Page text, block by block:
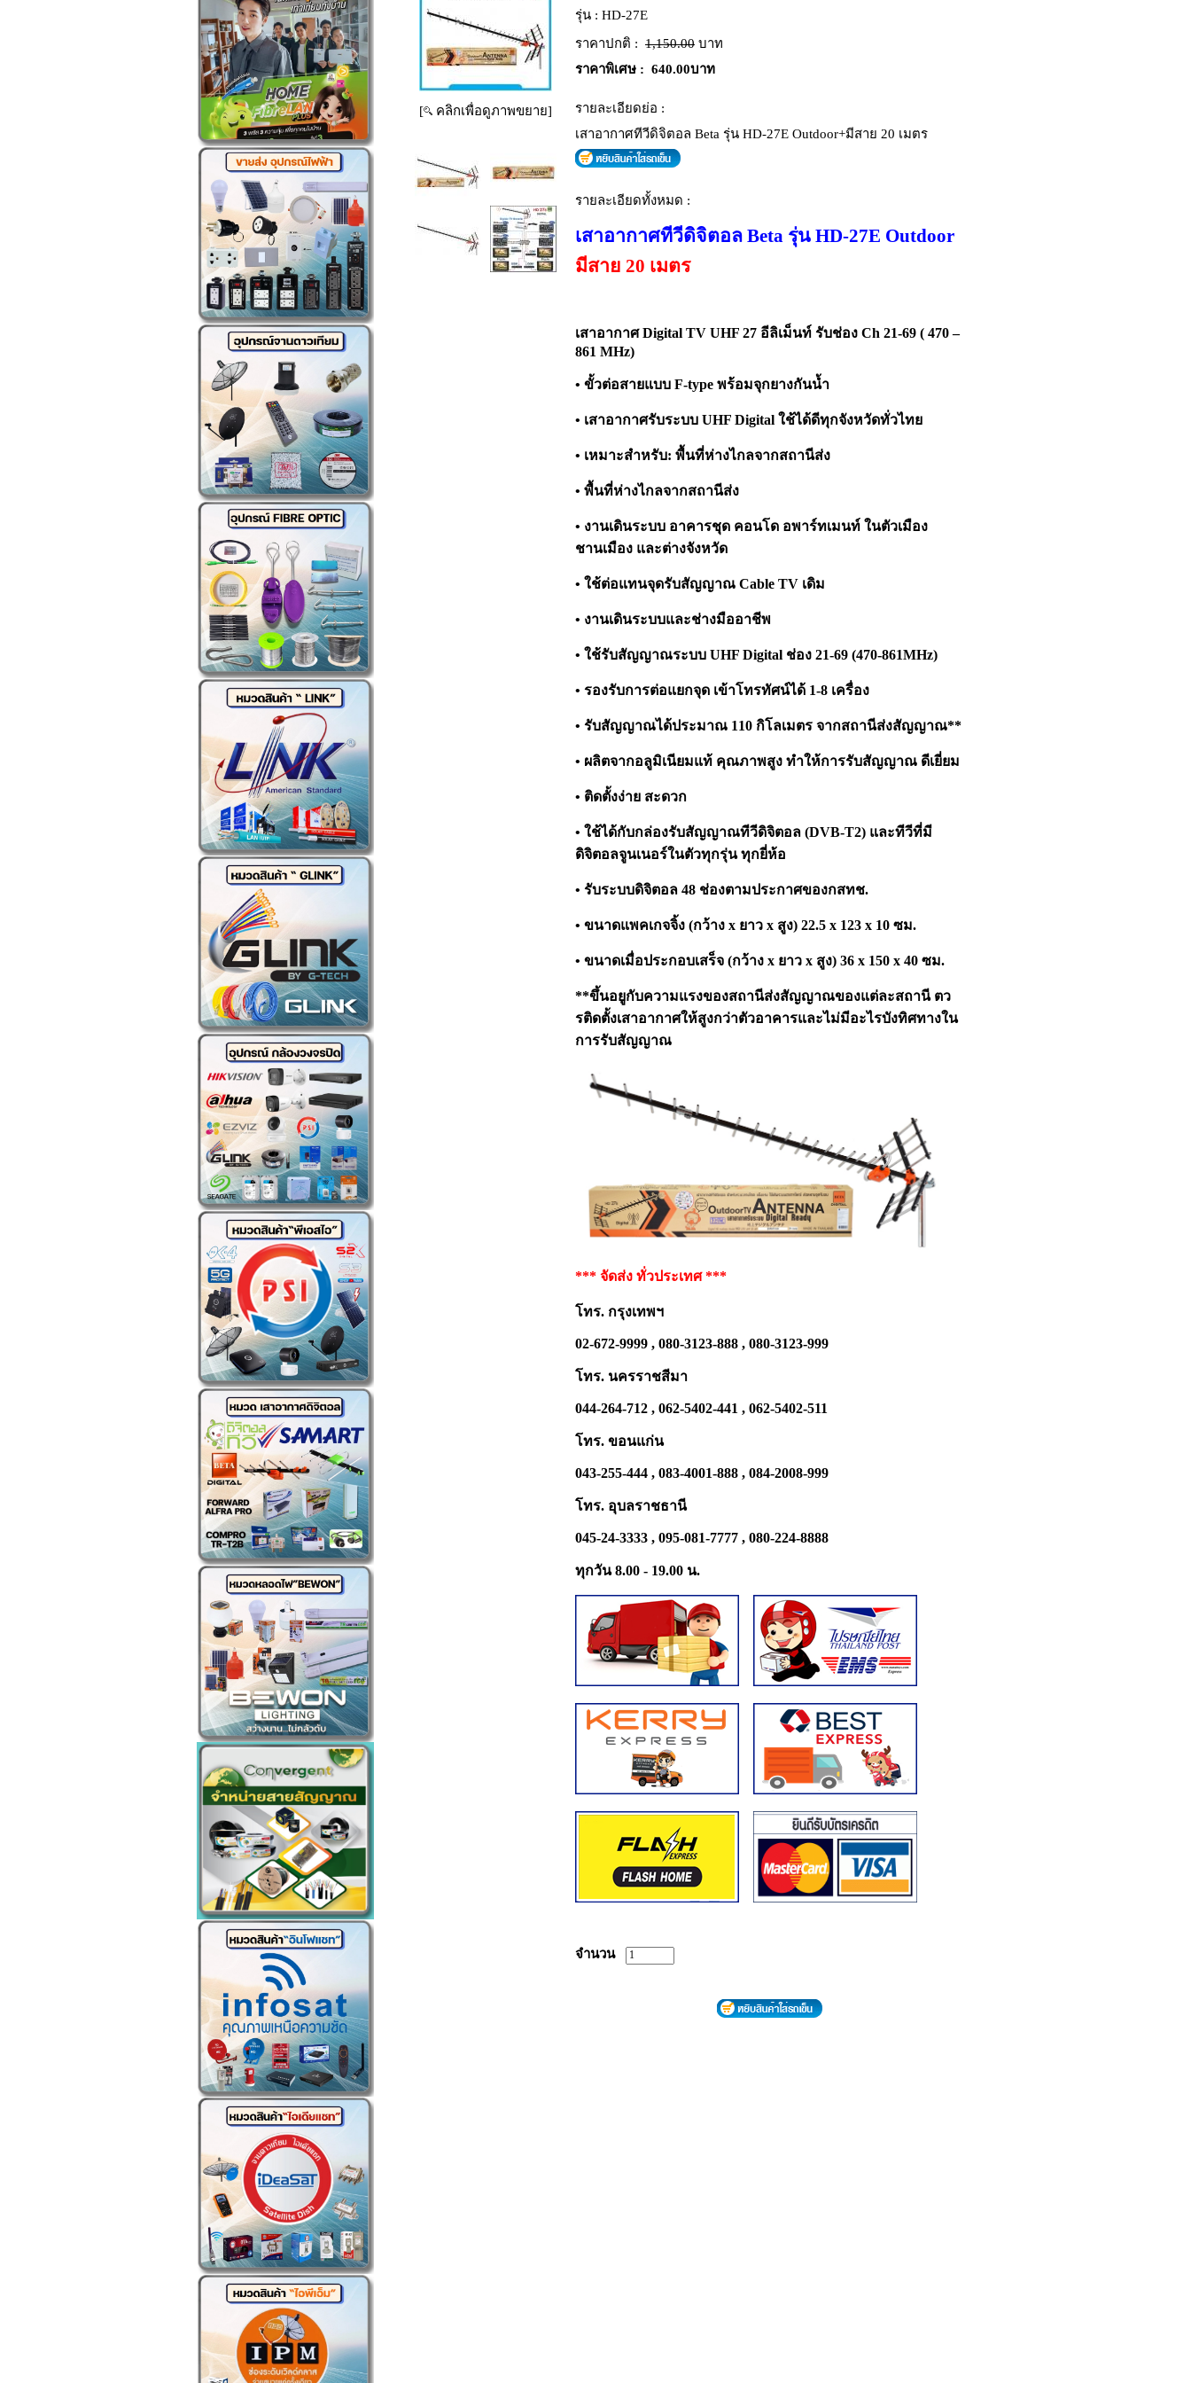
[ คลิกเพื่อดูภาพขยาย]
รุ่น : HD-27E
ราคาปกติ : 1,150.00 บาท
ราคาพิเศษ : 640.00บาท
รายละเอียดย่อ :
เสาอากาศทีวีดิจิตอล Beta รุ่น HD-27E Outdoor+มีสาย 20 เมตร
รายละเอียดทั้งหมด :
เสาอากาศทีวีดิจิตอล Beta รุ่น HD-27E Outdoor
มีสาย 20 เมตร
เสาอากาศ Digital TV UHF 27 อีลิเม็นท์ รับช่อง Ch 21-69 ( 470 –
861 MHz)
• ขั้วต่อสายแบบ F-type พร้อมจุกยางกันน้ำ
• เสาอากาศรับระบบ UHF Digital ใช้ได้ดีทุกจังหวัดทั่วไทย
• เหมาะสำหรับ: พื้นที่ห่างไกลจากสถานีส่ง
• พื้นที่ห่างไกลจากสถานีส่ง
• งานเดินระบบ อาคารชุด คอนโด อพาร์ทเมนท์ ในตัวเมือง
ชานเมือง และต่างจังหวัด
• ใช้ต่อแทนจุดรับสัญญาณ Cable TV เดิม
• งานเดินระบบและช่างมืออาชีพ
• ใช้รับสัญญาณระบบ UHF Digital ช่อง 21-69 (470-861MHz)
• รองรับการต่อแยกจุด เข้าโทรทัศน์ได้ 1-8 เครื่อง
• รับสัญญาณได้ประมาณ 110 กิโลเมตร จากสถานีส่งสัญญาณ**
• ผลิตจากอลูมิเนียมแท้ คุณภาพสูง ทำให้การรับสัญญาณ ดีเยี่ยม
• ติดตั้งง่าย สะดวก
• ใช้ได้กับกล่องรับสัญญาณทีวีดิจิตอล (DVB-T2) และทีวีที่มี
ดิจิตอลจูนเนอร์ในตัวทุกรุ่น ทุกยี่ห้อ
• รับระบบดิจิตอล 48 ช่องตามประกาศของกสทช.
• ขนาดแพคเกจจิ้ง (กว้าง x ยาว x สูง) 22.5 x 123 x 10 ซม.
• ขนาดเมื่อประกอบเสร็จ (กว้าง x ยาว x สูง) 36 x 150 x 40 ซม.
**ขึ้นอยูกับความแรงของสถานีส่งสัญญาณของแต่ละสถานี ตว
รติดตั้งเสาอากาศให้สูงกว่าตัวอาคารและไม่มีอะไรบังทิศทางใน
การรับสัญญาณ
*** จัดส่ง ทั่วประเทศ ***
โทร. กรุงเทพฯ
02-672-9999 , 080-3123-888 , 080-3123-999
โทร. นครราชสีมา
044-264-712 , 062-5402-441 , 062-5402-511
โทร. ขอนแก่น
043-255-444 , 083-4001-888 , 084-2008-999
โทร. อุบลราชธานี
045-24-3333 , 095-081-7777 , 080-224-8888
ทุกวัน 8.00 - 19.00 น.
จำนวน